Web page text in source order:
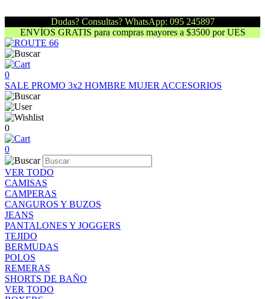
Dudas? Consultas? WhatsApp: 095 245897
ENVÍOS GRATIS para compras mayores a $3500 por UES
0
SALE PROMO 3x2 HOMBRE MUJER ACCESORIOS
0
0
VER TODO
CAMISAS
CAMPERAS
CANGUROS Y BUZOS
JEANS
PANTALONES Y JOGGERS
TEJIDO
BERMUDAS
POLOS
REMERAS
SHORTS DE BAÑO
VER TODO